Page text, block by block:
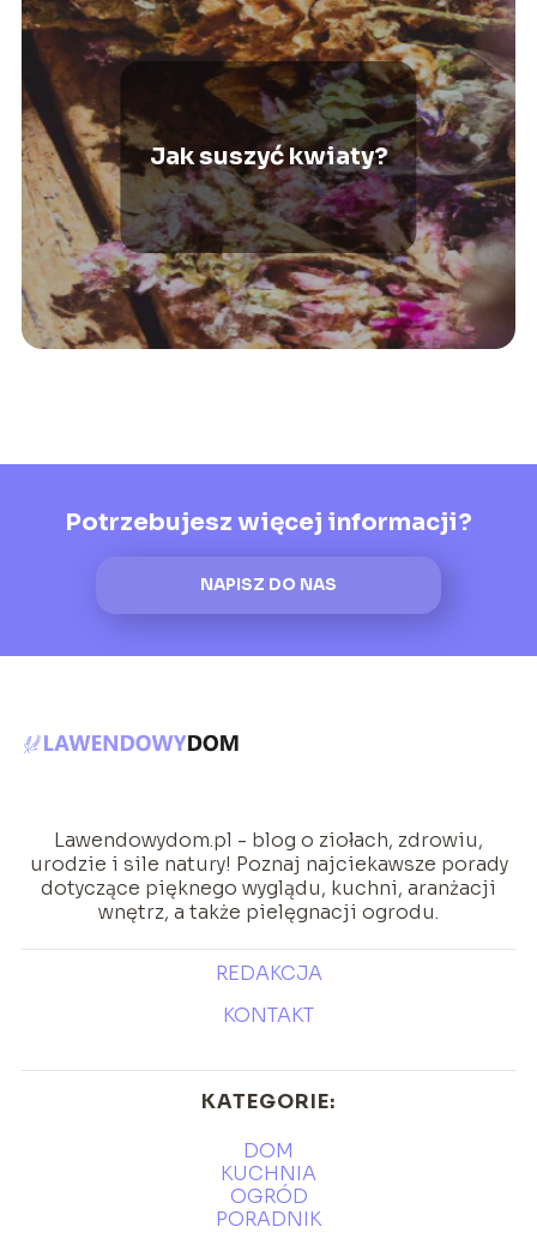
Jak suszyć kwiaty?
Potrzebujesz więcej informacji?
NAPISZ DO NAS
Lawendowydom.pl - blog o ziołach, zdrowiu,
urodzie i sile natury! Poznaj najciekawsze porady
dotyczące pięknego wyglądu, kuchni, aranżacji
wnętrz, a także pielęgnacji ogrodu.
REDAKCJA
KONTAKT
KATEGORIE:
DOM
KUCHNIA
OGRÓD
PORADNIK